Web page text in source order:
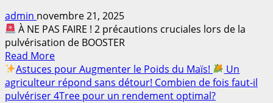
admin novembre 21, 2025
À NE PAS FAIRE ! 2 précautions cruciales lors de la
pulvérisation de BOOSTER
Read MoreRead
more
about
Astuces pour Augmenter le Poids du Maïs!
Un
agriculteur répond sans détour! Combien de fois faut-il
pulvériser 4Tree pour un rendement optimal?